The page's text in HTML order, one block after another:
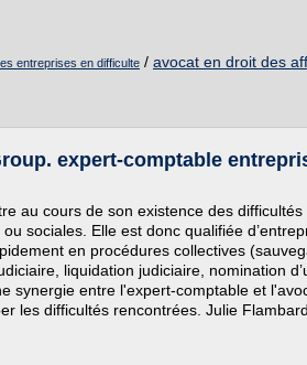
entreprises en difficulte / avocat en droit des
expert-comptable
au cours de son existence des difficultés
sociales. Elle est donc qualifiée
en procédures collectives
liquidation judiciaire, nomination
synergie entre l'expert-comptable et
les difficultés rencontrées. Julie